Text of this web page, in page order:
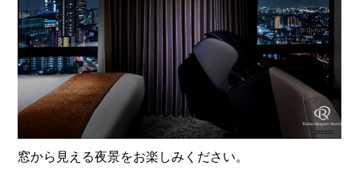
窓から見える夜景をお楽しみください。